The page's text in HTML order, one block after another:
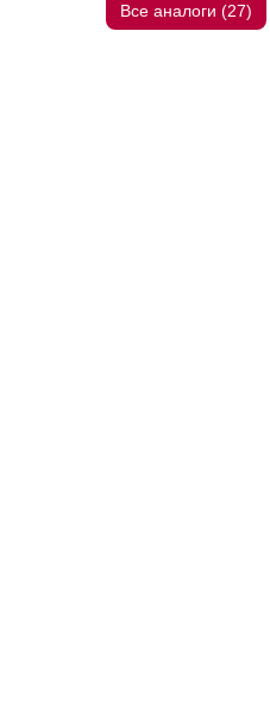
Все аналоги (27)